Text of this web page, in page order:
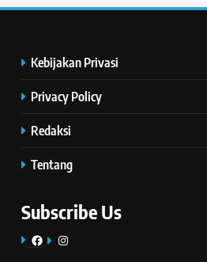
Kebijakan Privasi
Privacy Policy
Redaksi
Tentang
Subscribe Us
FacebookInstagram